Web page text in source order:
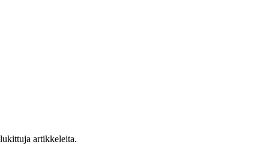
artikkeleita.